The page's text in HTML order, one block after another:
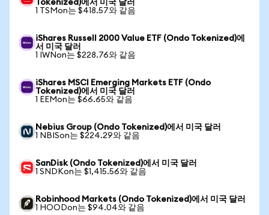
Tokenized)에서 미국 달러
1 TSMon는 $418.57와 같음
iShares Russell 2000 Value ETF (Ondo Tokenized)에
서 미국 달러
1 IWNon는 $228.76와 같음
iShares MSCI Emerging Markets ETF (Ondo
Tokenized)에서 미국 달러
1 EEMon는 $66.65와 같음
Nebius Group (Ondo Tokenized)에서 미국 달러
1 NBISon는 $224.29와 같음
SanDisk (Ondo Tokenized)에서 미국 달러
1 SNDKon는 $1,415.56와 같음
Robinhood Markets (Ondo Tokenized)에서 미국 달러
1 HOODon는 $94.04와 같음